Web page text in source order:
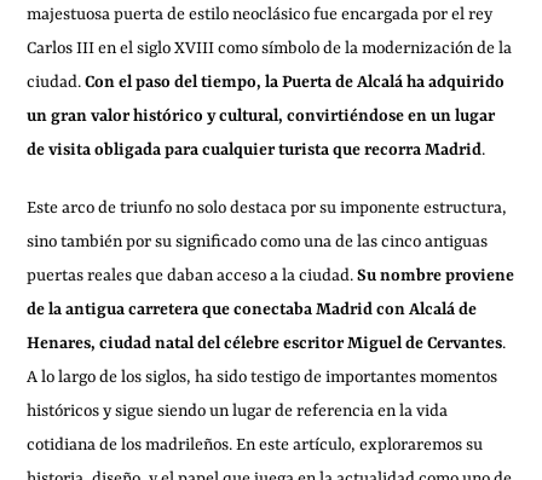
majestuosa puerta de estilo neoclásico fue encargada por el rey
Carlos III en el siglo XVIII como símbolo de la modernización de la
ciudad.Con el paso del tiempo, la Puerta de Alcalá ha adquirido
un gran valor histórico y cultural, convirtiéndose en un lugar
de visita obligada para cualquier turista que recorra Madrid.
Este arco de triunfo no solo destaca por su imponente estructura,
sino también por su significado como una de las cinco antiguas
puertas reales que daban acceso a la ciudad.Su nombre proviene
de la antigua carretera que conectaba Madrid con Alcalá de
Henares, ciudad natal del célebre escritor Miguel de Cervantes.
A lo largo de los siglos, ha sido testigo de importantes momentos
históricos y sigue siendo un lugar de referencia en la vida
cotidiana de los madrileños. En este artículo, exploraremos su